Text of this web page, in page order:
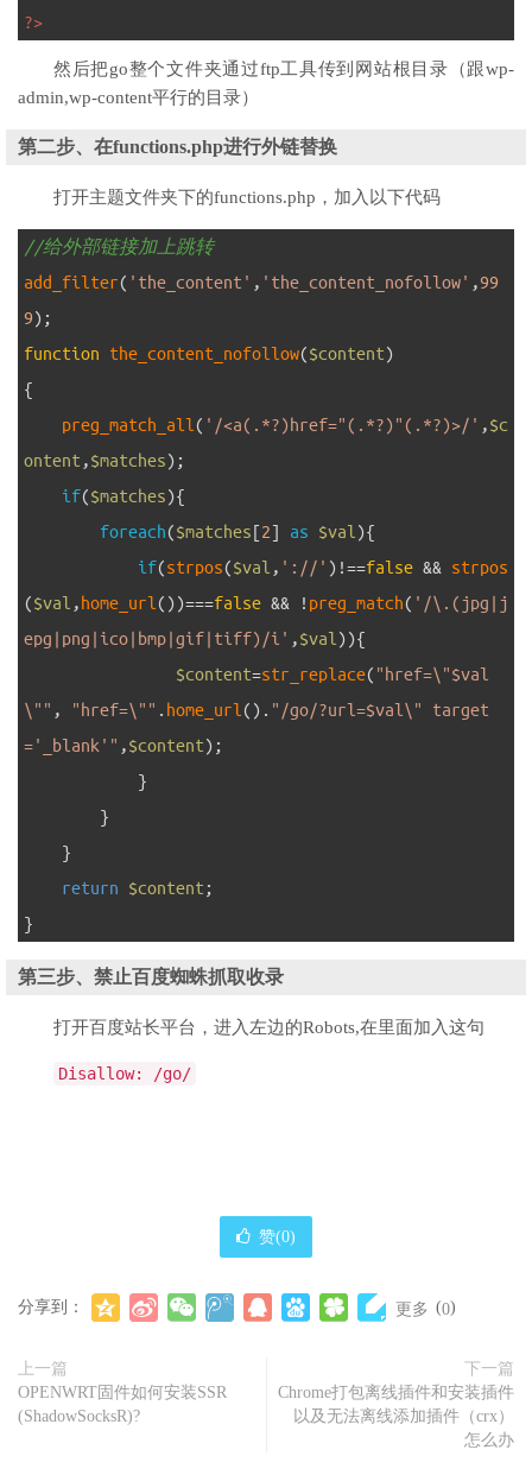
?>
然后把go整个文件夹通过ftp工具传到网站根目录（跟wp-
admin,wp-content平行的目录）
第二步、在functions.php进行外链替换
打开主题文件夹下的functions.php，加入以下代码
//给外部链接加上跳转
add_filter( 'the_content' , 'the_content_nofollow' ,99
9) ;
function
the_content_nofollow($content)
{
preg_match_all( '/<a(.*?)href="(.*?)"(.*?)>/' ,$c
ontent ,$matches) ;
if($matches){
foreach($matches [2] as $val){
if(strpos($val , '://' ) !==false &&
strpos
($val , home_url( ))===false && ! preg_match( '/\.(jpg|j
epg|png|ico|bmp|gif|tiff)/i' ,$val)){
$content=str_replace( "href=\"$val
\"" , "href=\"" . home_url( ) . "/go/?url=$val\" target
='_blank'" ,$content) ;
}
}
}
return
$content ;
}
第三步、禁止百度蜘蛛抓取收录
打开百度站长平台，进入左边的Robots,在里面加入这句
Disallow: /go/
赞(0)
分享到： 更多 (0)
上一篇
OPENWRT固件如何安装SSR
(ShadowSocksR)?
下一篇
Chrome打包离线插件和安装插件
以及无法离线添加插件（crx）
怎么办